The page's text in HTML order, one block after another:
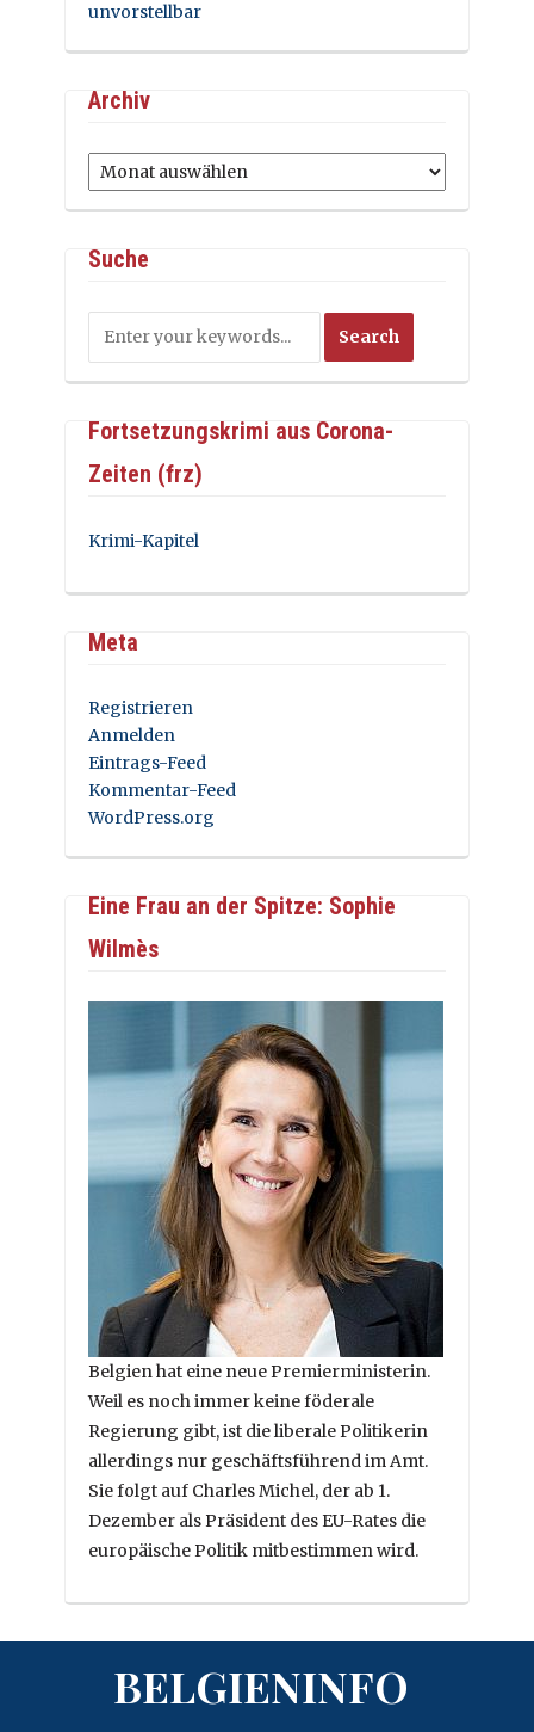
unvorstellbar
Archiv
Archiv
Suche
Fortsetzungskrimi aus Corona-
Zeiten (frz)
Krimi-Kapitel
Meta
Registrieren
Anmelden
Eintrags-Feed
Kommentar-Feed
WordPress.org
Eine Frau an der Spitze: Sophie
Wilmès
Belgien hat eine neue Premierministerin.
Weil es noch immer keine föderale
Regierung gibt, ist die liberale Politikerin
allerdings nur geschäftsführend im Amt.
Sie folgt auf Charles Michel, der ab 1.
Dezember als Präsident des EU-Rates die
europäische Politik mitbestimmen wird.
BELGIENINFO